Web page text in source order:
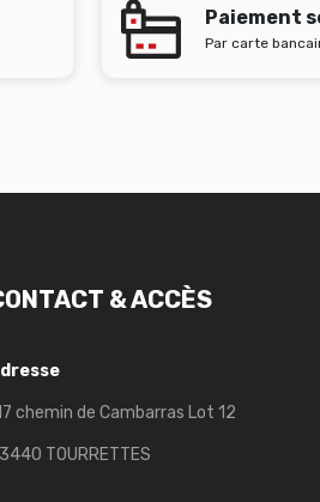
Paiement
Par carte
& ACCÈS
chemin de Cambarras Lot 12
TOURRETTES